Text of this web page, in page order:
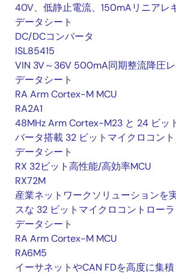
40V、低静止電流、150mAリニアレ
データシート
DC/DCコンバータ
ISL85415
VIN 3V～36V 500mA同期整流降圧
データシート
RA Arm Cortex-M MCU
RA2A1
48MHz Arm Cortex-M23 と 24 ビッ
バータ搭載 32 ビットマイクロコン
データシート
RX 32ビット高性能/高効率MCU
RX72M
産業ネットワークソリューションを
スな 32 ビットマイクロコントローラ
データシート
RA Arm Cortex-M MCU
RA6M5
イーサネットやCAN FDを高度に集